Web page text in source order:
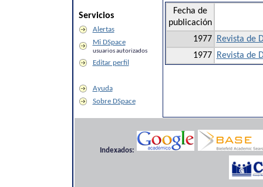
Servicios
Alertas
Mi DSpace
usuarios autorizados
Editar perfil
Ayuda
Sobre DSpace
Fecha de
publicación
1977 Revista de
1977 Revista de
Indexados: